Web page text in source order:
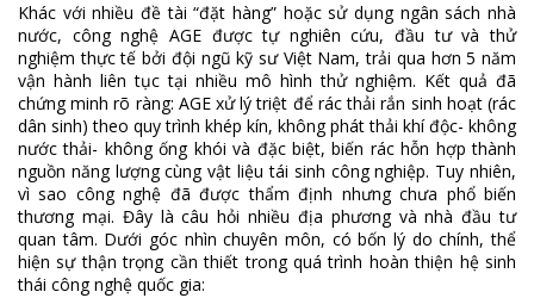
Khác với nhiều đề tài “đặt hàng” hoặc sử dụng ngân sách nhà
nước, công nghệ AGE được tự nghiên cứu, đầu tư và thử
nghiệm thực tế bởi đội ngũ kỹ sư Việt Nam, trải qua hơn 5 năm
vận hành liên tục tại nhiều mô hình thử nghiệm. Kết quả đã
chứng minh rõ ràng: AGE xử lý triệt để rác thải rắn sinh hoạt (rác
dân sinh) theo quy trình khép kín, không phát thải khí độc- không
nước thải- không ống khói và đặc biệt, biến rác hỗn hợp thành
nguồn năng lượng cùng vật liệu tái sinh công nghiệp. Tuy nhiên,
vì sao công nghệ đã được thẩm định nhưng chưa phổ biến
thương mại. Đây là câu hỏi nhiều địa phương và nhà đầu tư
quan tâm. Dưới góc nhìn chuyên môn, có bốn lý do chính, thể
hiện sự thận trọng cần thiết trong quá trình hoàn thiện hệ sinh
thái công nghệ quốc gia: